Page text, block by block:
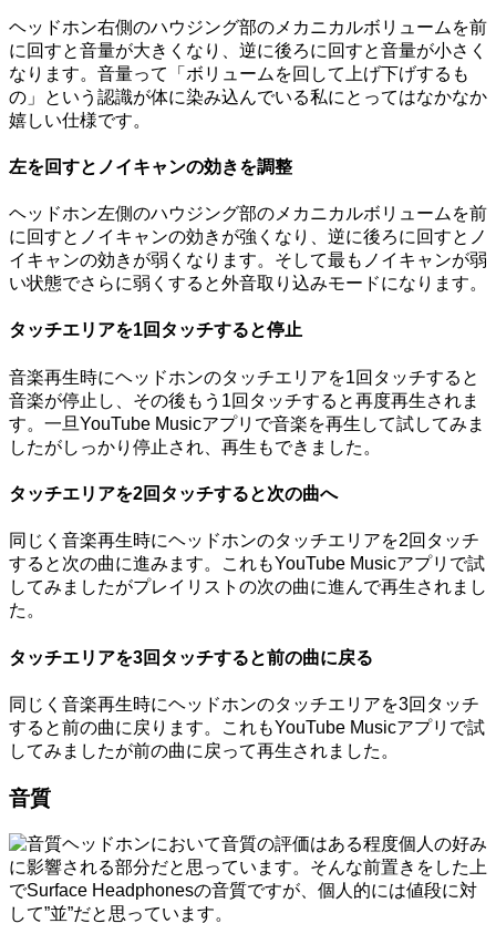
ヘッドホン右側のハウジング部のメカニカルボリュームを前
に回すと音量が大きくなり、逆に後ろに回すと音量が小さく
なります。音量って「ボリュームを回して上げ下げするも
の」という認識が体に染み込んでいる私にとってはなかなか
嬉しい仕様です。
左を回すとノイキャンの効きを調整
ヘッドホン左側のハウジング部のメカニカルボリュームを前
に回すとノイキャンの効きが強くなり、逆に後ろに回すとノ
イキャンの効きが弱くなります。そして最もノイキャンが弱
い状態でさらに弱くすると外音取り込みモードになります。
タッチエリアを1回タッチすると停止
音楽再生時にヘッドホンのタッチエリアを1回タッチすると
音楽が停止し、その後もう1回タッチすると再度再生されま
す。一旦YouTube Musicアプリで音楽を再生して試してみま
したがしっかり停止され、再生もできました。
タッチエリアを2回タッチすると次の曲へ
同じく音楽再生時にヘッドホンのタッチエリアを2回タッチ
すると次の曲に進みます。これもYouTube Musicアプリで試
してみましたがプレイリストの次の曲に進んで再生されまし
た。
タッチエリアを3回タッチすると前の曲に戻る
同じく音楽再生時にヘッドホンのタッチエリアを3回タッチ
すると前の曲に戻ります。これもYouTube Musicアプリで試
してみましたが前の曲に戻って再生されました。
音質
ヘッドホンにおいて音質の評価はある程度個人の好み
に影響される部分だと思っています。そんな前置きをした上
でSurface Headphonesの音質ですが、個人的には値段に対
して”並”だと思っています。